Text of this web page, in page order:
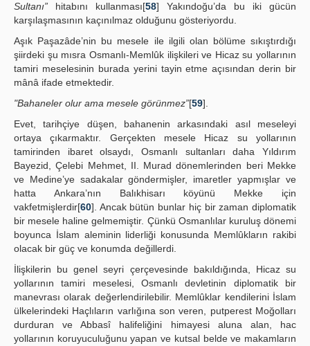
Sultanı” hitabını kullanması[58] Yakındoğu’da bu iki gücün
karşılaşmasının kaçınılmaz olduğunu gösteriyordu.
Aşık Paşazâde’nin bu mesele ile ilgili olan bölüme sıkıştırdığı
şiirdeki şu mısra Osmanlı-Memlûk ilişkileri ve Hicaz su yollarının
tamiri meselesinin burada yerini tayin etme açısından derin bir
mânâ ifade etmektedir.
"Bahaneler olur ama mesele görünmez”[59].
Evet, tarihçiye düşen, bahanenin arkasındaki asıl meseleyi
ortaya çıkarmaktır. Gerçekten mesele Hicaz su yollarının
tamirinden ibaret olsaydı, Osmanlı sultanları daha Yıldırım
Bayezid, Çelebi Mehmet, II. Murad dönemlerinden beri Mekke
ve Medine’ye sadakalar göndermişler, imaretler yapmışlar ve
hatta Ankara’nın Balıkhisarı köyünü Mekke için
vakfetmişlerdir[60]. Ancak bütün bunlar hiç bir zaman diplomatik
bir mesele haline gelmemiştir. Çünkü Osmanlılar kuruluş dönemi
boyunca İslam aleminin liderliği konusunda Memlûkların rakibi
olacak bir güç ve konumda değillerdi.
İlişkilerin bu genel seyri çerçevesinde bakıldığında, Hicaz su
yollarının tamiri meselesi, Osmanlı devletinin diplomatik bir
manevrası olarak değerlendirilebilir. Memlûklar kendilerini İslam
ülkelerindeki Haçlıların varlığına son veren, putperest Moğolları
durduran ve Abbasî halifeliğini himayesi aluna alan, hac
yollarının koruyuculuğunu yapan ve kutsal belde ve makamların